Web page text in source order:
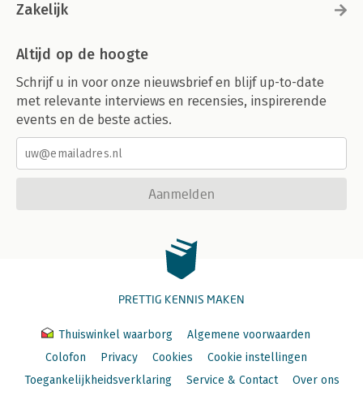
Zakelijk
Altijd op de hoogte
Schrijf u in voor onze nieuwsbrief en blijf up-to-date
met relevante interviews en recensies, inspirerende
events en de beste acties.
Aanmelden
PRETTIG KENNIS MAKEN
Thuiswinkel waarborg
Algemene voorwaarden
Colofon
Privacy Cookies
Cookie instellingen
Toegankelijkheidsverklaring
Service & Contact Over ons